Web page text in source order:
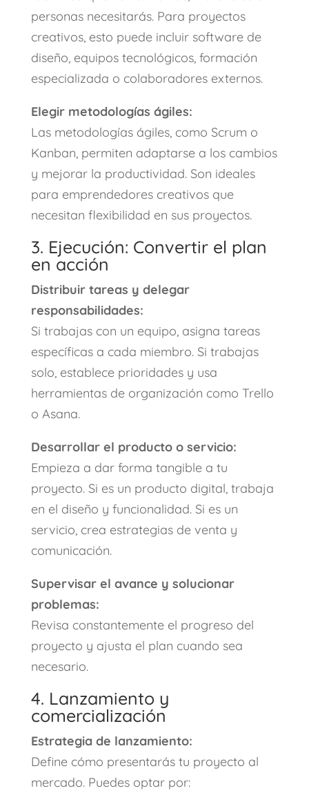
personas necesitarás. Para proyectos
creativos, esto puede incluir software de
diseño, equipos tecnológicos, formación
especializada o colaboradores externos.
Elegir metodologías ágiles:
Las metodologías ágiles, como Scrum o
Kanban, permiten adaptarse a los cambios
y mejorar la productividad. Son ideales
para emprendedores creativos que
necesitan flexibilidad en sus proyectos.
3. Ejecución: Convertir el plan
en acción
Distribuir tareas y delegar
responsabilidades:
Si trabajas con un equipo, asigna tareas
específicas a cada miembro. Si trabajas
solo, establece prioridades y usa
herramientas de organización como Trello
o Asana.
Desarrollar el producto o servicio:
Empieza a dar forma tangible a tu
proyecto. Si es un producto digital, trabaja
en el diseño y funcionalidad. Si es un
servicio, crea estrategias de venta y
comunicación.
Supervisar el avance y solucionar
problemas:
Revisa constantemente el progreso del
proyecto y ajusta el plan cuando sea
necesario.
4. Lanzamiento y
comercialización
Estrategia de lanzamiento:
Define cómo presentarás tu proyecto al
mercado. Puedes optar por: